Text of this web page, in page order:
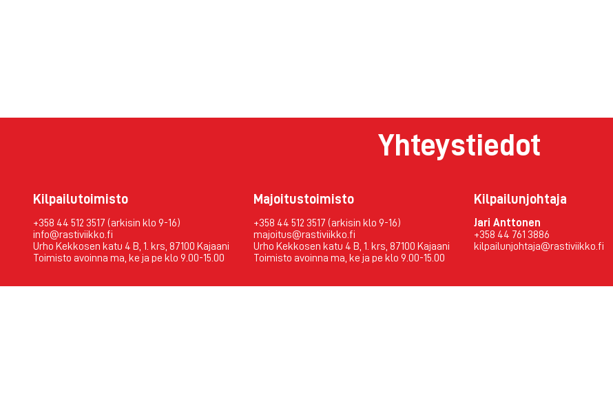
Yhteystiedot
Kilpailutoimisto
+358 44 512 3517 (arkisin klo 9-16)
info@rastiviikko.fi
Urho Kekkosen katu 4 B, 1. krs, 87100 Kajaani
Toimisto avoinna ma, ke ja pe klo 9.00-15.00
Majoitustoimisto
+358 44 512 3517 (arkisin klo 9-16)
majoitus@rastiviikko.fi
Urho Kekkosen katu 4 B, 1. krs, 87100 Kajaani
Toimisto avoinna ma, ke ja pe klo 9.00-15.00
Kilpailunjohtaja
Jari Anttonen
+358 44 761 3886
kilpailunjohtaja@rastiviikko.fi